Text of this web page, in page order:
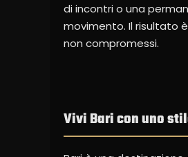
di incontri o una
movimento. Il risultato
non compromessi.
Vivi Bari con uno